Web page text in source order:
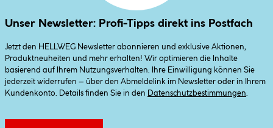
Unser Newsletter: Profi-Tipps direkt ins Postfach
Jetzt den HELLWEG Newsletter abonnieren und exklusive Aktionen,
Produktneuheiten und mehr erhalten! Wir optimieren die Inhalte
basierend auf Ihrem Nutzungsverhalten. Ihre Einwilligung können Sie
jederzeit widerrufen – über den Abmeldelink im Newsletter oder in Ihrem
Kundenkonto. Details finden Sie in den
Datenschutzbestimmungen